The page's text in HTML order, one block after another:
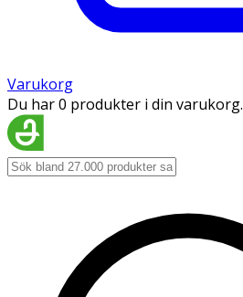
Varukorg
Du har 0 produkter i din varukorg.